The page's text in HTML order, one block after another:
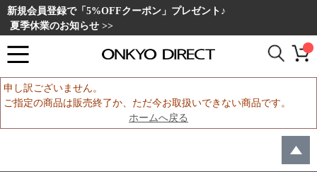
新規会員登録で「5%OFFクーポン」プレゼント♪
夏季休業のお知らせ >>
申し訳ございません。
ご指定の商品は販売終了か、ただ今お取扱いできない商品です。
ホームへ戻る